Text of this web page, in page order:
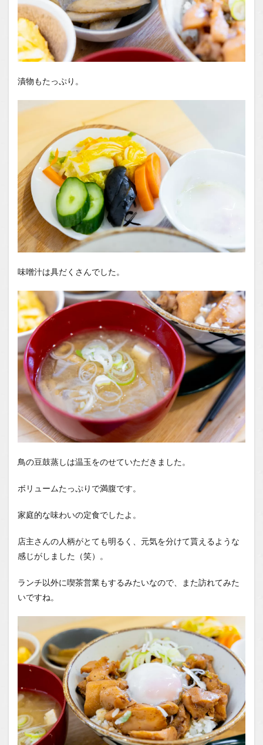
漬物もたっぷり。
味噌汁は具だくさんでした。
鳥の豆鼓蒸しは温玉をのせていただきました。
ボリュームたっぷりで満腹です。
家庭的な味わいの定食でしたよ。
店主さんの人柄がとても明るく、元気を分けて貰えるような
感じがしました（笑）。
ランチ以外に喫茶営業もするみたいなので、また訪れてみた
いですね。